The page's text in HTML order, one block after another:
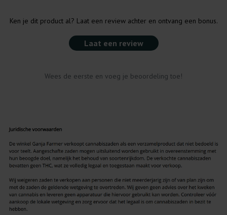
Ken je dit product al? Laat een review achter en ontvang een bonus.
Laat een review
Wees de eerste en voeg je beoordeling toe!